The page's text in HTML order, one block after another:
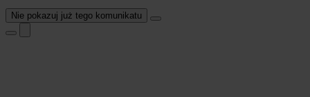
Nie pokazuj już tego komunikatu